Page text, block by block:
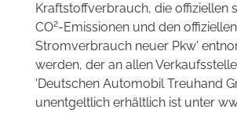
Kraftstoffverbrauch, die offiziellen
CO2-Emissionen und den offiziellen
Stromverbrauch neuer Pkw'
werden, der an allen
'Deutschen Automobil Treuhand
unentgeltlich erhältlich ist unter